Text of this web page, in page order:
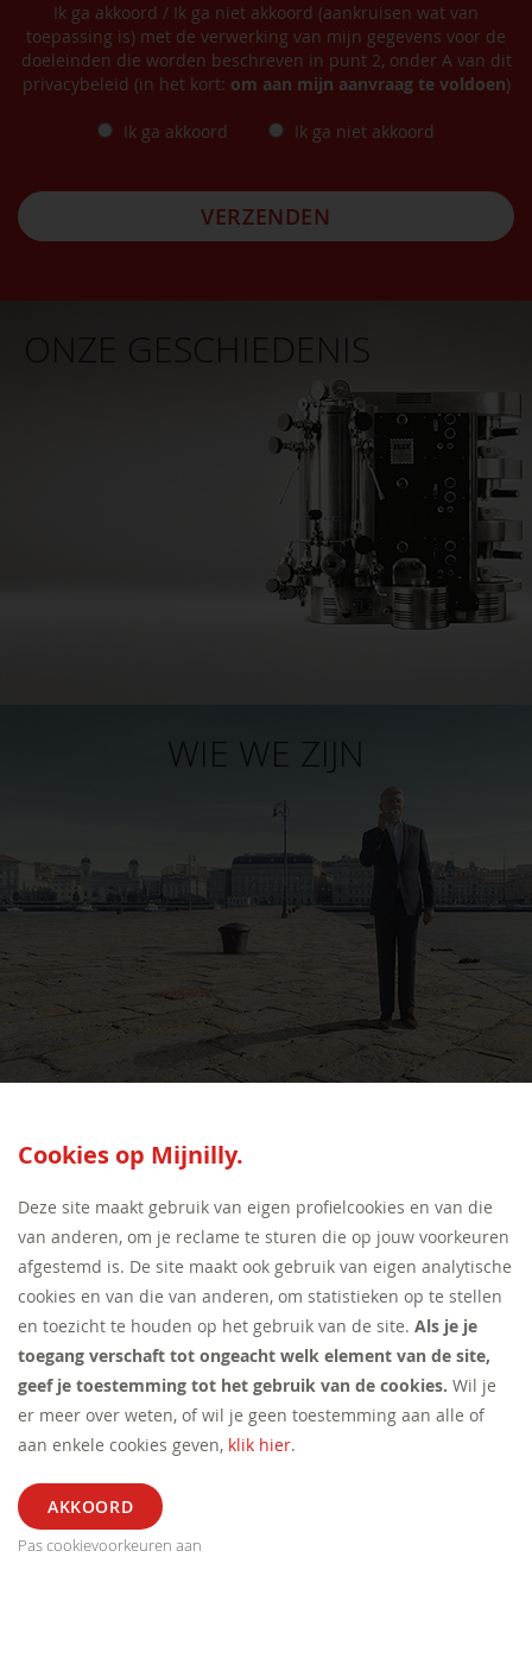
Ik ga akkoord / Ik ga niet akkoord (aankruisen wat van
toepassing is) met de verwerking van mijn gegevens voor de
doeleinden die worden beschreven in punt 2, onder A van dit
privacybeleid (in het kort: om aan mijn aanvraag te voldoen)
Ik ga akkoord Ik ga niet akkoord
VERZENDEN
ONZE GESCHIEDENIS
WIE WE ZIJN
Cookies op Mijnilly.
Deze site maakt gebruik van eigen profielcookies en van die
van anderen, om je reclame te sturen die op jouw voorkeuren
afgestemd is. De site maakt ook gebruik van eigen analytische
cookies en van die van anderen, om statistieken op te stellen
en toezicht te houden op het gebruik van de site. Als je je
toegang verschaft tot ongeacht welk element van de site,
geef je toestemming tot het gebruik van de cookies. Wil je
er meer over weten, of wil je geen toestemming aan alle of
aan enkele cookies geven, klik hier.
Pas cookievoorkeuren aan